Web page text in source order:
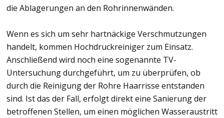
die Ablagerungen an den Rohrinnenwänden.
Wenn es sich um sehr hartnäckige Verschmutzungen
handelt, kommen Hochdruckreiniger zum Einsatz.
Anschließend wird noch eine sogenannte TV-
Untersuchung durchgeführt, um zu überprüfen, ob
durch die Reinigung der Rohre Haarrisse entstanden
sind. Ist das der Fall, erfolgt direkt eine Sanierung der
betroffenen Stellen, um einen möglichen Wasseraustritt